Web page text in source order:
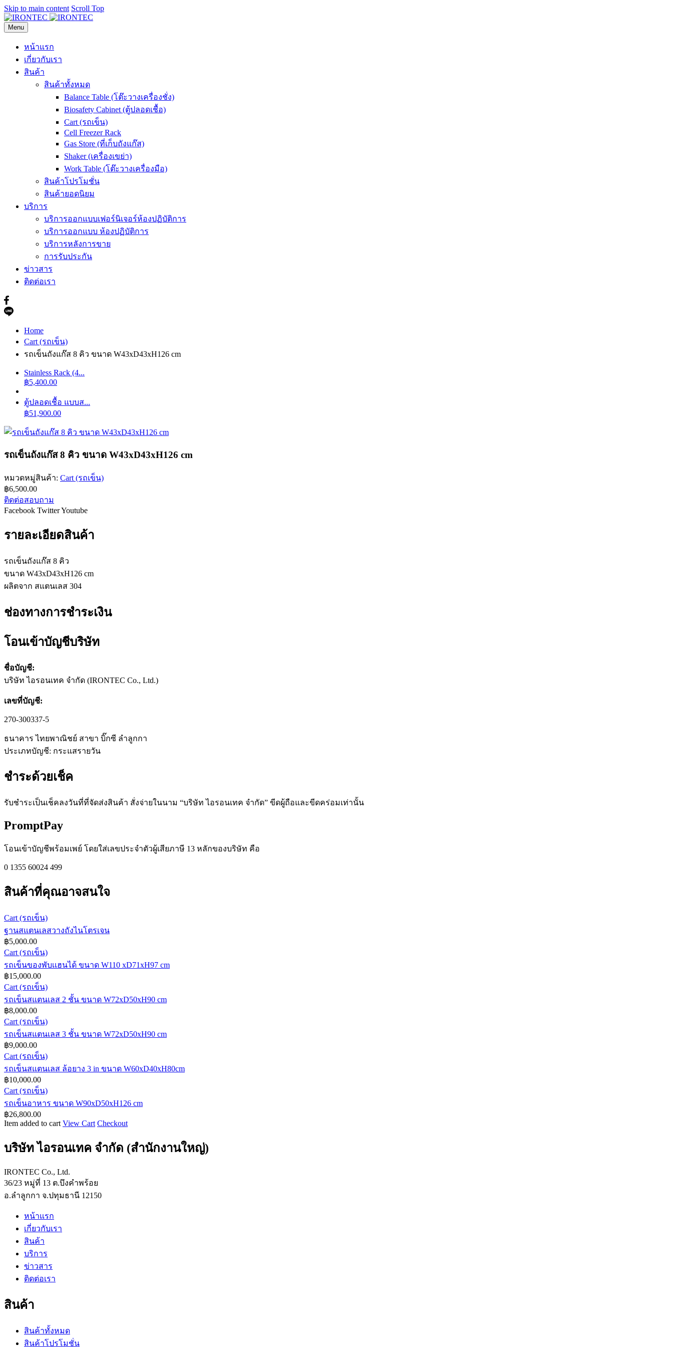
Skip to main content Scroll Top
Menu
หน้าแรก
เกี่ยวกับเรา
สินค้า
สินค้าทั้งหมด
Balance Table (โต๊ะวางเครื่องชั่ง)
Biosafety Cabinet (ตู้ปลอดเชื้อ)
Cart (รถเข็น)
Cell Freezer Rack
Gas Store (ที่เก็บถังแก๊ส)
Shaker (เครื่องเขย่า)
Work Table (โต๊ะวางเครื่องมือ)
สินค้าโปรโมชั่น
สินค้ายอดนิยม
บริการ
บริการออกแบบเฟอร์นิเจอร์ห้องปฏิบัติการ
บริการออกแบบ ห้องปฏิบัติการ
บริการหลังการขาย
การรับประกัน
ข่าวสาร
ติดต่อเรา
Home
Cart (รถเข็น)
รถเข็นถังแก๊ส 8 คิว ขนาด W43xD43xH126 cm
Stainless Rack (4...
฿5,400.00
ตู้ปลอดเชื้อ แบบส...
฿51,900.00
รถเข็นถังแก๊ส 8 คิว ขนาด W43xD43xH126 cm
หมวดหมู่สินค้า: Cart (รถเข็น)
฿6,500.00
ติดต่อสอบถาม
Facebook TwitterYoutube
รายละเอียดสินค้า
รถเข็นถังแก๊ส 8 คิว
ขนาด W43xD43xH126 cm
ผลิตจาก สแตนเลส 304
ช่องทางการชำระเงิน
โอนเข้าบัญชีบริษัท
ชื่อบัญชี:
บริษัท ไอรอนเทค จำกัด (IRONTEC Co., Ltd.)
เลขที่บัญชี:
270-300337-5
ธนาคาร ไทยพาณิชย์ สาขา บิ๊กซี ลำลูกกา
ประเภทบัญชี: กระแสรายวัน
ชำระด้วยเช็ค​
รับชำระเป็นเช็คลงวันที่ที่จัดส่งสินค้า สั่งจ่ายในนาม “บริษัท ไอรอนเทค จำกัด” ขีดผู้ถือและขีดคร่อมเท่านั้น
PromptPay
โอนเข้าบัญชีพร้อมเพย์ โดยใส่เลขประจำตัวผู้เสียภาษี 13 หลักของบริษัท คือ
0 1355 60024 499
สินค้าที่คุณอาจสนใจ
ฐาน
ส
แตน
เล
สวาง
ถัง
ไนโตรเจน
Cart (รถเข็น)
ฐานสแตนเลสวางถังไนโตรเจน
฿5,000.00
รถ
เข็น
ของ
พับ
เเฮน
ได้
ขนาด
W110
xD71xH97
cm
Cart (รถเข็น)
รถเข็นของพับเเฮนได้ ขนาด W110 xD71xH97 cm
฿15,000.00
รถ
เข็น
ส
แตน
เลส
2
ชั้น
ขนาด
W72xD50xH90
cm
Cart (รถเข็น)
รถเข็นสแตนเลส 2 ชั้น ขนาด W72xD50xH90 cm
฿8,000.00
รถ
เข็น
ส
แตน
เลส
3
ชั้น
ขนาด
W72xD50xH90
cm
Cart (รถเข็น)
รถเข็นสแตนเลส 3 ชั้น ขนาด W72xD50xH90 cm
฿9,000.00
รถ
เข็น
ส
แตน
เลส
ล้อ
in
W60xD40xH80cm
Cart (รถเข็น)
รถเข็นสแตนเลส ล้อยาง 3 in ขนาด W60xD40xH80cm
฿10,000.00
รถ
เข็น
อาหาร
ขนาด
cm
Cart (รถเข็น)
รถเข็นอาหาร ขนาด W90xD50xH126 cm
฿26,800.00
Item added to cart View Cart Checkout
บริษัท ไอรอนเทค จำกัด (สำนักงานใหญ่)
IRONTEC Co., Ltd.
36/23 หมู่ที่ 13 ต.บึงคำพร้อย
อ.ลำลูกกา จ.ปทุมธานี 12150
หน้าแรก
เกี่ยวกับเรา
สินค้า
บริการ
ข่าวสาร
ติดต่อเรา
สินค้า
สินค้าทั้งหมด
สินค้าโปรโมชั่น